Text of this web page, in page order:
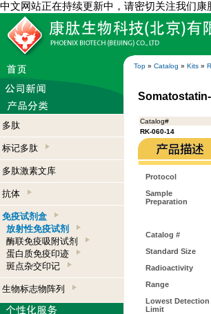
中文网站正在持续更新中，请密切关注我们
Top » Catalog » Kits »
多肽
标记多肽
多肽激素文库
抗体
免疫试剂盒
放射性免疫试剂
酶联免疫吸附试剂
蛋白质免疫印迹
斑点杂交印记
生物标志物阵列
Catalog#
RK-060-14
Protocol
Sample
Preparation
Catalog #
Standard Size
Radioactivity
Range
Lowest Detection
Limit